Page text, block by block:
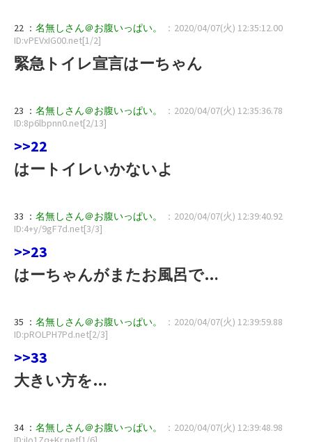
22 ： 名無しさん＠お腹いっぱい。
：2020/04/07(火) 12:35:12.00
ID:vPEVxIG00.net[1/2]
緊急トイレ宣言はーちゃん
23 ： 名無しさん＠お腹いっぱい。
：2020/04/07(火) 12:35:36.78
ID:8p6lbpnn0.net[2/13]
>>22
はートイレいかないよ
33 ： 名無しさん＠お腹いっぱい。
：2020/04/07(火) 12:39:40.92
ID:4+y/9gF7d.net[3/3]
>>23
はーちゃんがまたお風呂で…
35 ： 名無しさん＠お腹いっぱい。
：2020/04/07(火) 12:39:59.88
ID:pROLPH7Pd.net[2/3]
>>33
大きい方を…
34 ： 名無しさん＠お腹いっぱい。
：2020/04/07(火) 12:39:48.98